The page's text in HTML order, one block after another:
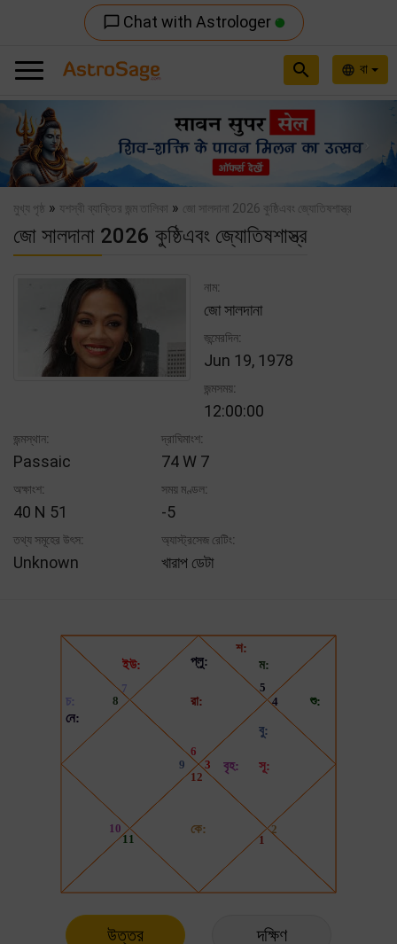
chat_bubble_outline Chat with Astrologer
language বা
search
Previous
মুখ্য পৃষ্ঠ » যশস্বী ব্যাক্তির জন্ম তালিকা » জো সালদানা 2026 কুষ্ঠিএবং জ্যোতিষশাস্ত্র
জো সালদানা 2026 কুষ্ঠিএবং জ্যোতিষশাস্ত্র
নাম:
জো সালদানা
জন্মেরদিন:
Jun 19, 1978
জন্মসময়:
12:00:00
জন্মস্থান:
Passaic
দ্রাঘিমাংশ:
74 W 7
অক্ষাংশ:
40 N 51
সময় মণ্ডল:
-5
তথ্য সমূহের উৎস:
Unknown
অ্যাস্ট্রসেজ রেটিং:
খারাপ ডেটা
উত্তর দক্ষিণ